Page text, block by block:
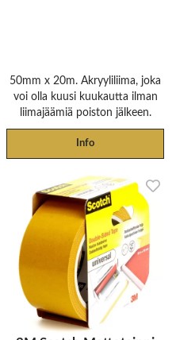
50mm x 20m. Akryyliliima, joka
voi olla kuusi kuukautta ilman
liimajäämiä poiston jälkeen.
Info